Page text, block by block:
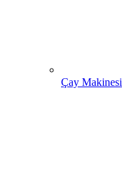
Çay Makinesi